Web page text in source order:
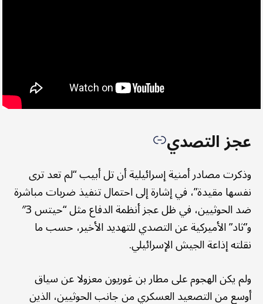
عجز التصدي
وذكرت مصادر أمنية إسرائيلية أن تل أبيب “لم تعد ترى
نفسها مقيدة”، في إشارة إلى احتمال تنفيذ ضربات مباشرة
ضد الحوثيين، في ظل عجز أنظمة الدفاع مثل “حيتس 3″
و”ثاد” الأميركية عن التصدي للتهديد الأخير، حسب ما
نقلته إذاعة الجيش الإسرائيلي.
ولم يكن الهجوم على مطار بن غوريون معزولا عن سياق
أوسع من التصعيد العسكري من جانب الحوثيين، الذين